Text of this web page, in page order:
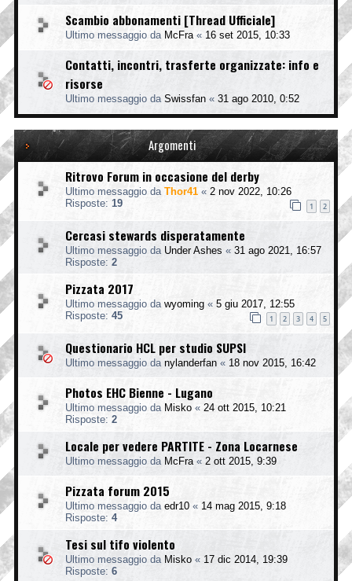
Scambio abbonamenti [Thread Ufficiale]
Ultimo messaggio da McFra « 16 set 2015, 10:33
Contatti, incontri, trasferte organizzate: info e
risorse
Ultimo messaggio da Swissfan « 31 ago 2010, 0:52
Argomenti
Ritrovo Forum in occasione del derby
Ultimo messaggio da Thor41 « 2 nov 2022, 10:26
Risposte: 19 1 2
Cercasi stewards disperatamente
Ultimo messaggio da Under Ashes « 31 ago 2021, 16:57
Risposte: 2
Pizzata 2017
Ultimo messaggio da wyoming « 5 giu 2017, 12:55
Risposte: 45 1 2 3 4 5
Questionario HCL per studio SUPSI
Ultimo messaggio da nylanderfan « 18 nov 2015, 16:42
Photos EHC Bienne - Lugano
Ultimo messaggio da Misko « 24 ott 2015, 10:21
Risposte: 2
Locale per vedere PARTITE - Zona Locarnese
Ultimo messaggio da McFra « 2 ott 2015, 9:39
Pizzata forum 2015
Ultimo messaggio da edr10 « 14 mag 2015, 9:18
Risposte: 4
Tesi sul tifo violento
Ultimo messaggio da Misko « 17 dic 2014, 19:39
Risposte: 6